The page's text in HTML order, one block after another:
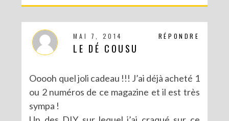
RÉPONDRE
MAI 7, 2014
LE DÉ COUSU
Ooooh quel joli cadeau !!! J’ai déjà acheté 1
ou 2 numéros de ce magazine et il est très
sympa !